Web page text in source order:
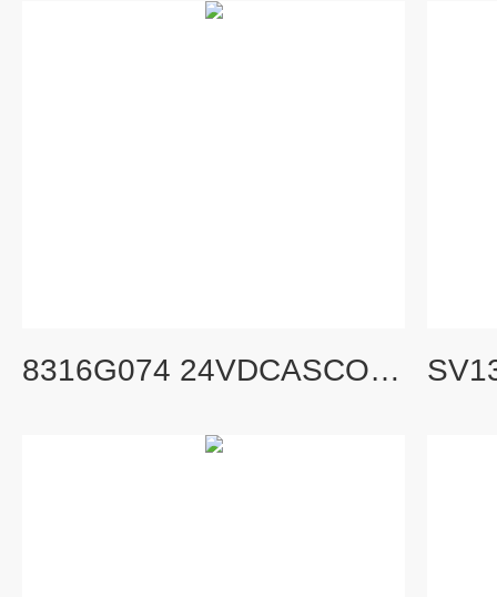
8316G074 24VDCASCO方向控制阀结构及用途